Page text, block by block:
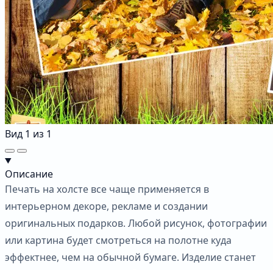
Вид 1 из 1
Описание
Печать на холсте все чаще применяется в
интерьерном декоре, рекламе и создании
оригинальных подарков. Любой рисунок, фотографии
или картина будет смотреться на полотне куда
эффектнее, чем на обычной бумаге. Изделие станет